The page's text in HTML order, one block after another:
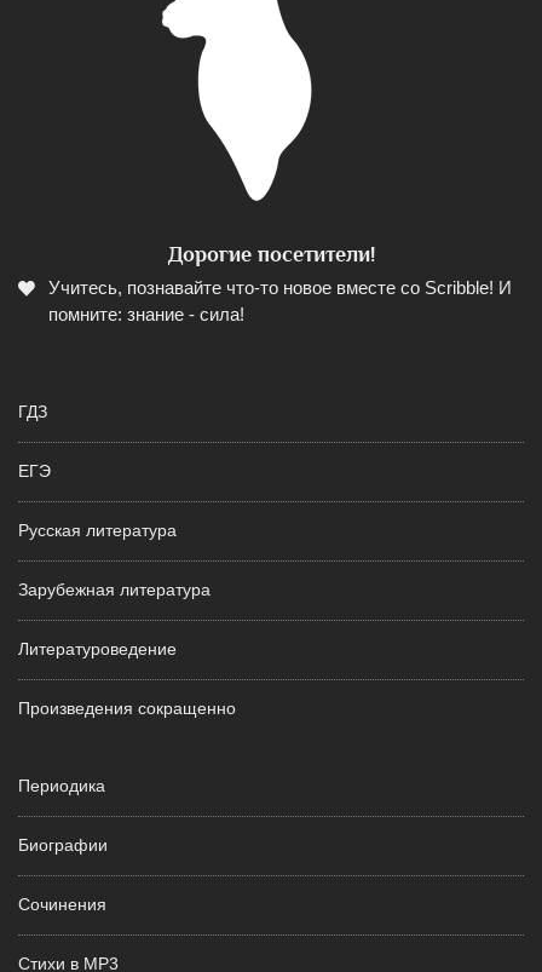
Дорогие посетители!
Учитесь, познавайте что-то новое вместе со Scribble! И
помните: знание - сила!
ГДЗ
ЕГЭ
Русская литература
Зарубежная литература
Литературоведение
Произведения сокращенно
Периодика
Биографии
Сочинения
Стихи в MP3